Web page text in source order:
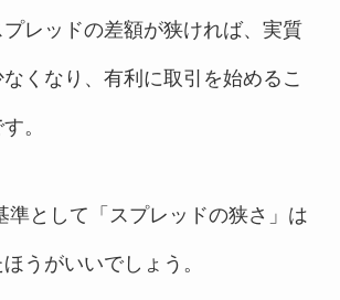
レッドの差額が狭ければ、実質
くなり、有利に取引を始めるこ
。
準として「スプレッドの狭さ」は
うがいいでしょう。